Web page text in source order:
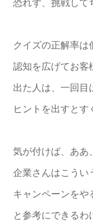
恐れず、挑戦して
クイズの正解率は
認知を広げてお客
出た人は、一回目
ヒントを出すとす
気が付けば、ああ、
企業さんはこうい
キャンペーンをや
と参考にできるわ